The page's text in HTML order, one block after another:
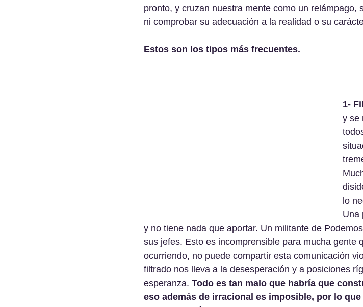
pronto, y cruzan nuestra mente como un relámpago,
ni comprobar su adecuación a la realidad o su
Estos son los tipos más frecuentes.
1-
y se
lo
Una
y no tiene nada que aportar. Un militante de
sus jefes. Esto es incomprensible para mucha gente
ocurriendo, no puede compartir esta comunicación
filtrado nos lleva a la desesperación y a posiciones
esperanza. Todo es tan malo que habría que
eso además de irracional es imposible, por lo